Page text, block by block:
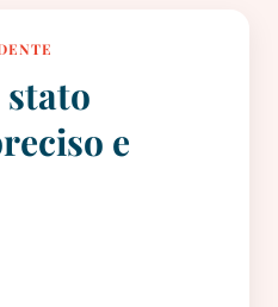
stato
e